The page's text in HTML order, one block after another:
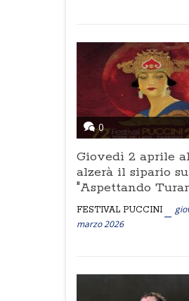
0
Giovedì 2 aprile
alzerà il sipario su
"Aspettando
FESTIVAL PUCCINI
marzo 2026